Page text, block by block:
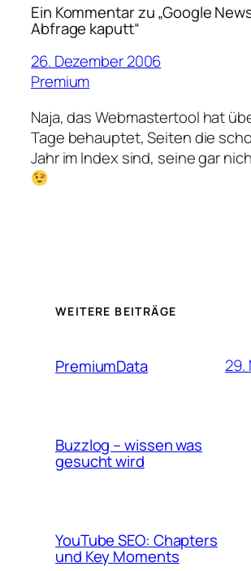
Ein Kommentar zu „Google
Abfrage kaputt“
26. Dezember 2006
Premium
Naja, das Webmastertool hat
Tage behauptet, Seiten die
Jahr im Index sind, seine gar
WEITERE BEITRÄGE
PremiumData 29.
Buzzlog – wissen was
gesucht wird
YouTube SEO: Chapters
und Key Moments